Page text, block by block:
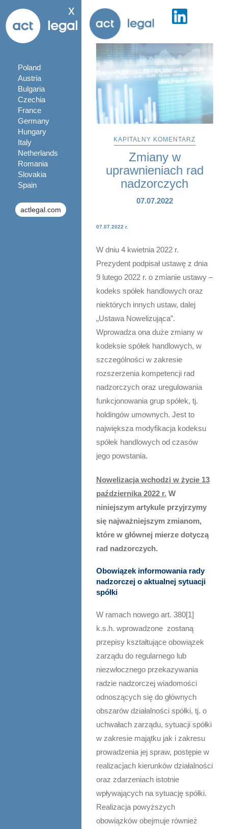
x
Poland
Austria
Bulgaria
Czechia
France
Germany
Hungary
Italy
Netherlands
Romania
Slovakia
Spain
actlegal.com
KAPITALNY KOMENTARZ
Zmiany w
uprawnieniach rad
nadzorczych
07.07.2022
07.07.2022 r.
W dniu 4 kwietnia 2022 r.
Prezydent podpisał ustawę z dnia
9 lutego 2022 r. o zmianie ustawy –
kodeks spółek handlowych oraz
niektórych innych ustaw, dalej
„Ustawa Nowelizująca”.
Wprowadza ona duże zmiany w
kodeksie spółek handlowych, w
szczególności w zakresie
rozszerzenia kompetencji rad
nadzorczych oraz uregulowania
funkcjonowania grup spółek, tj.
holdingów umownych. Jest to
największa modyfikacja kodeksu
spółek handlowych od czasów
jego powstania.
Nowelizacja wchodzi w życie 13
października 2022 r. W
niniejszym artykule przyjrzymy
się najważniejszym zmianom,
które w głównej mierze dotyczą
rad nadzorczych.
Obowiązek informowania rady
nadzorczej o aktualnej sytuacji
spółki
W ramach nowego art. 380[1]
k.s.h. wprowadzone zostaną
przepisy kształtujące obowiązek
zarządu do regularnego lub
niezwłocznego przekazywania
radzie nadzorczej wiadomości
odnoszących się do głównych
obszarów działalności spółki, tj. o
uchwałach zarządu, sytuacji spółki
w zakresie majątku jak i zakresu
prowadzenia jej spraw, postępie w
realizacjach kierunków działalności
oraz zdarzeniach istotnie
wpływających na sytuację spółki.
Realizacja powyższych
obowiązków obejmuje również